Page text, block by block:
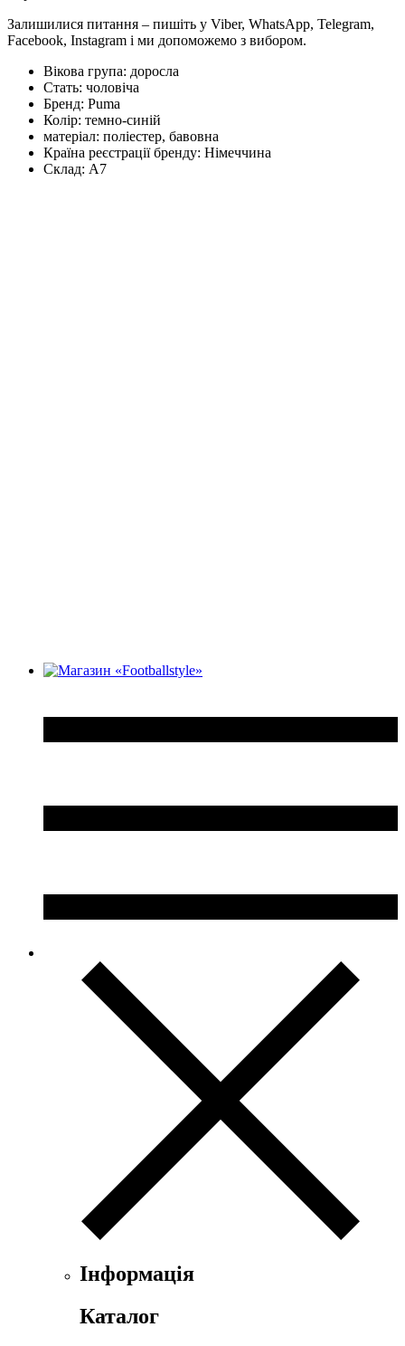
Залишилися питання – пишіть у Viber, WhatsApp, Telegram,
Facebook, Instagram і ми допоможемо з вибором.
Вікова група: доросла
Стать: чоловіча
Бренд: Puma
Колір: темно-синій
матеріал: поліестер, бавовна
Країна реєстрації бренду: Німеччина
Склад: А7
Інформація
Каталог